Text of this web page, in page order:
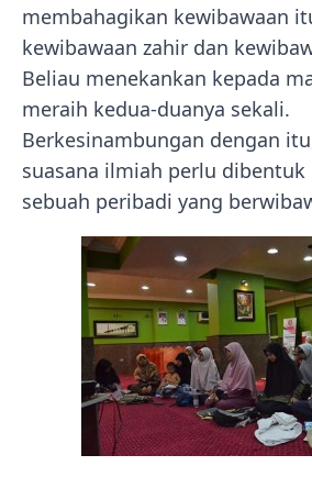
membahagikan kewibawaan
kewibawaan zahir dan
Beliau menekankan kepada
meraih kedua-duanya sekali.
Berkesinambungan dengan
suasana ilmiah perlu
sebuah peribadi yang